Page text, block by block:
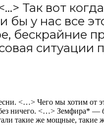
Так вот
у нас все
бескрайние
ситуации
<…> Чего мы хотим от
ничего. <…> Земфира*
такие же мощные, такие